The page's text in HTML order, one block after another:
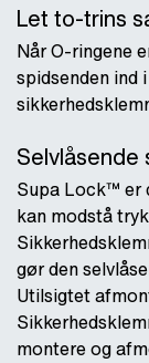
Let to-trins
Når O-ringene
spidsenden
Selvlåsende
Supa Lock™ er
kan modstå
gør den
Utilsigtet
montere og